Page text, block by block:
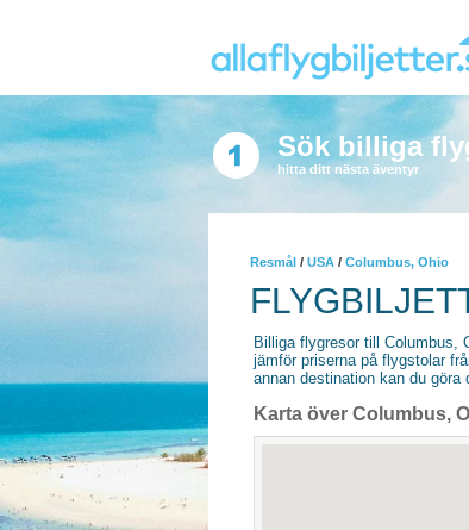
Sök billiga
hitta ditt nästa äventyr
Resmål / USA / Columbus, Ohio
Billiga flygresor till Columbus,
jämför priserna på flygstolar
annan destination kan du göra
Karta över Columbus,